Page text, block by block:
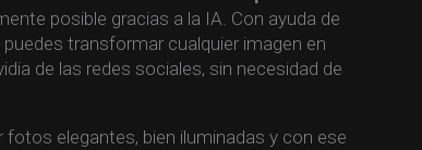
posible gracias a la IA. Con ayuda de
transformar cualquier imagen en
de las redes sociales, sin necesidad de
elegantes, bien iluminadas y con ese